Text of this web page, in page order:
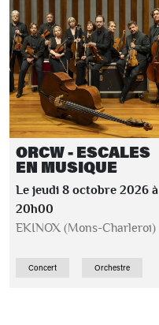
ORCW - ESCALES
EN MUSIQUE
Le jeudi 8 octobre 2026 à
20h00
EKINOX (Mons-Charleroi)
Concert Orchestre